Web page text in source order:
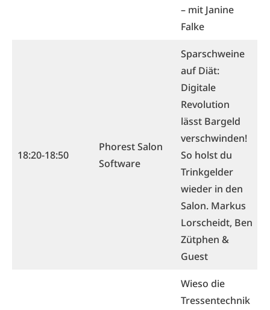
– mit Janine
Falke
18:20-18:50
Phorest Salon
Software
Sparschweine
auf Diät:
Digitale
Revolution
lässt Bargeld
verschwinden!
So holst du
Trinkgelder
wieder in den
Salon. Markus
Lorscheidt, Ben
Zütphen &
Guest
Wieso die
Tressentechnik